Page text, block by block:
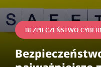
BEZPIECZEŃSTWO